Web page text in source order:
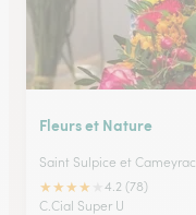
Fleurs et Nature
Saint Sulpice et Cameyrac
★★★★
4.2 (78)
C.Cial Super U